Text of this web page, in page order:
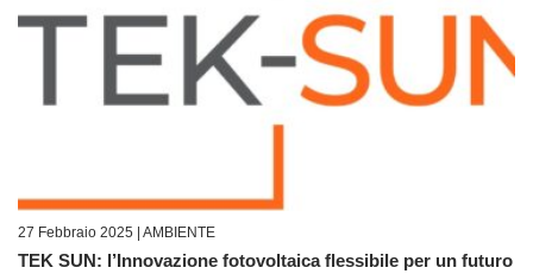
27 Febbraio 2025 | AMBIENTE
TEK SUN: l’Innovazione fotovoltaica flessibile per un futuro